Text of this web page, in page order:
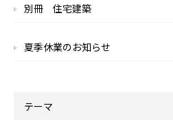
別冊 住宅建築
夏季休業のお知らせ
テーマ